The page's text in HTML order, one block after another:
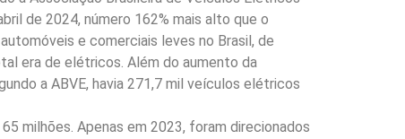
de 2024, número 162% mais alto que o
e comerciais leves no Brasil, de
era de elétricos. Além do aumento da
a ABVE, havia 271,7 mil veículos elétricos
milhões. Apenas em 2023, foram direcionados